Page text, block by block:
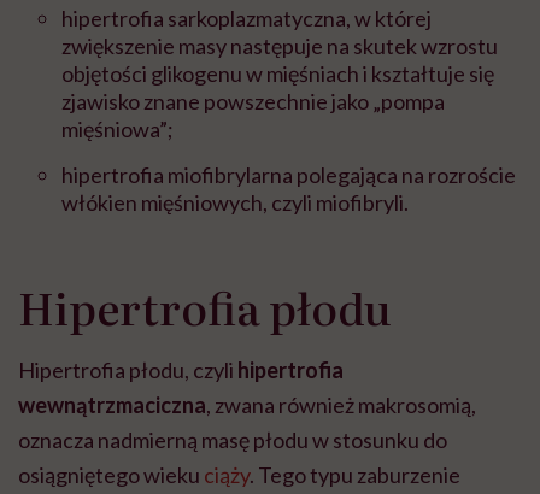
hipertrofia sarkoplazmatyczna, w której
zwiększenie masy następuje na skutek wzrostu
objętości glikogenu w mięśniach i kształtuje się
zjawisko znane powszechnie jako „pompa
mięśniowa”;
hipertrofia miofibrylarna polegająca na rozroście
włókien mięśniowych, czyli miofibryli.
Hipertrofia płodu
Hipertrofia płodu, czyli hipertrofia
wewnątrzmaciczna, zwana również makrosomią,
oznacza nadmierną masę płodu w stosunku do
osiągniętego wieku ciąży. Tego typu zaburzenie